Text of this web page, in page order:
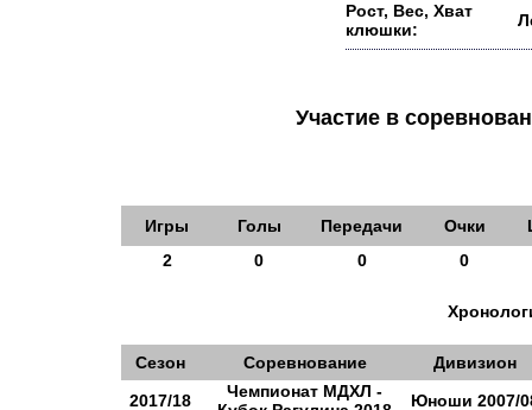
Рост, Вес, Хват
клюшки:
Участие в
Игры Голы Передачи Очки
2
0 0 0
Сезон Соревнование Дивизион
2017/18
Чемпионат МДХЛ -
Юноши 2007/